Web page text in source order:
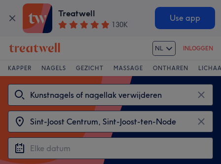
Treatwell
130K
Use app
NL INLOGGEN
KAPPER NAGELS GEZICHT MASSAGE ONTHAREN